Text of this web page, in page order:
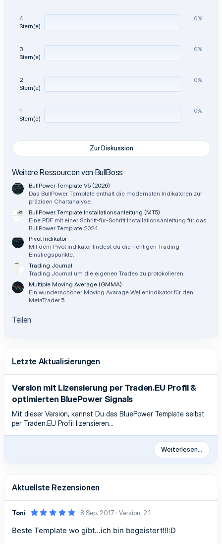
e
)
4
Stern(e)
0%
3
Stern(e)
0%
2
Stern(e)
0%
1
Stern(e)
0%
Zur Diskussion
Weitere Ressourcen von BullBoss
BullPower Template V5 (2026)
Das BullPower Template enthält die modernsten Indikatoren zur
präzisen Chartanalyse.
BullPower Template Installationsanleitung (MT5)
Eine PDF mit einer Schritt-für-Schritt Installationsanleitung für das
BullPower Template 2024.
Pivot Indikator
Mit dem Pivot Indikator findest du die richtigen Trading
Einstiegspunkte.
Trading Journal
Trading Journal um die eigenen Trades zu protokolieren.
Multiple Moving Average (GMMA)
Ein wunderschöner Moving Avarage Wellenindikator für den
MetaTrader 5.
Teilen
Letzte Aktualisierungen
Version mit Lizensierung per Traden.EU Profil &
optimierten BluePower Signals
Mit dieser Version, kannst Du das BluePower Template selbst
per Traden.EU Profil lizensieren...
Weiterlesen…
Aktuellste Rezensionen
Toni
5
0
8 Sep. 2017 Version: 2.1
Beste Template wo gibt...ich bin begeistert!!!:D